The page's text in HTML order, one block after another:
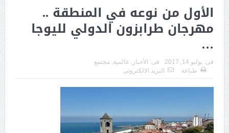
الأول من نوعه في المنطقة ..
مهرجان طرابزون الدولي لليوجا
…
فى: يوليو 14, 2017 فى: الأخبار عالمية مجتمع
طباعة
البريد الالكترونى